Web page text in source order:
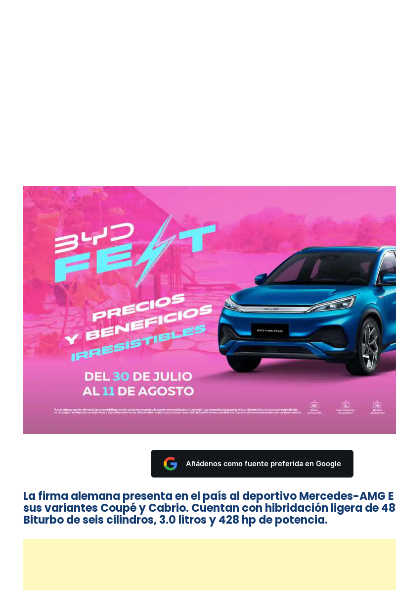
Añádenos como fuente preferida en Google
La firma alemana presenta en el país al deportivo Mercedes-AMG E
sus variantes Coupé y Cabrio. Cuentan con hibridación ligera de
Biturbo de seis cilindros, 3.0 litros y 428 hp de potencia.